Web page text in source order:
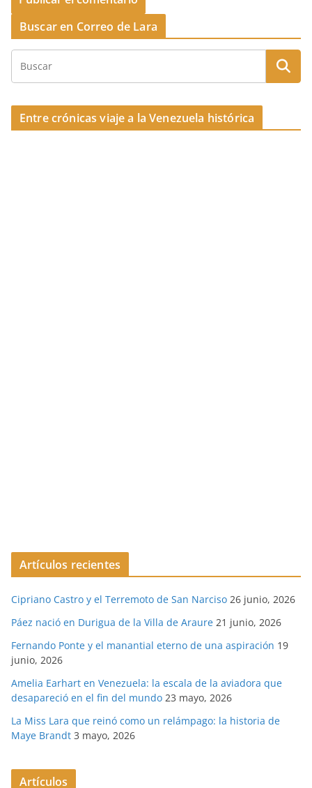
Buscar en Correo de Lara
Entre crónicas viaje a la Venezuela histórica
Artículos recientes
Cipriano Castro y el Terremoto de San Narciso 26 junio, 2026
Páez nació en Durigua de la Villa de Araure 21 junio, 2026
Fernando Ponte y el manantial eterno de una aspiración 19
junio, 2026
Amelia Earhart en Venezuela: la escala de la aviadora que
desapareció en el fin del mundo 23 mayo, 2026
La Miss Lara que reinó como un relámpago: la historia de
Maye Brandt 3 mayo, 2026
Artículos